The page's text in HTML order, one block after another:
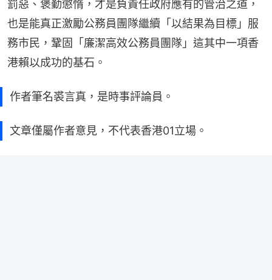
罰惡、褒勤懲惰，才是負責任政府應有的管治之道，
也是能真正激勵公務員團隊繼續「以結果為目標」服
務市民，鞏固「廉潔高效公務員團隊」這其中一項香
港賴以成功的基石。
作者筆名裘言真，是時事評論員。
文章僅屬作者意見，不代表香港01立場。